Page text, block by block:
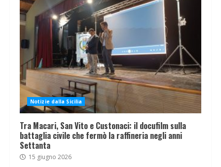
Notizie dalla Sicilia
Tra Macari, San Vito e Custonaci: il docufilm sulla
battaglia civile che fermò la raffineria negli anni
Settanta
15 giugno 2026